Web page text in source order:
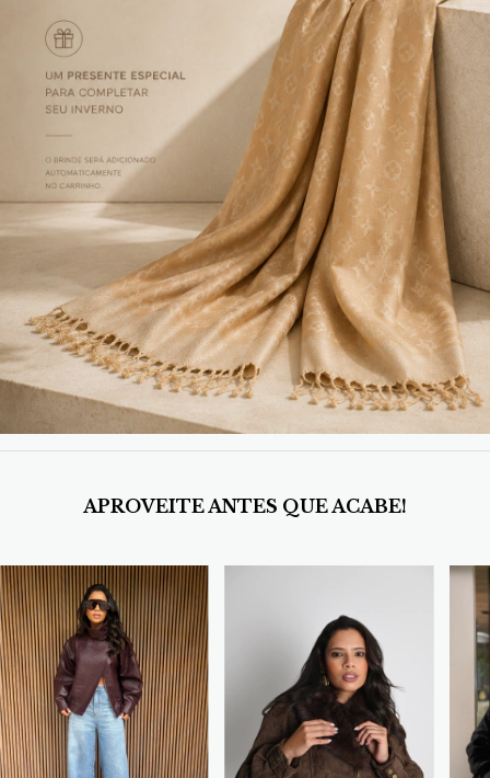
APROVEITE ANTES QUE ACABE!